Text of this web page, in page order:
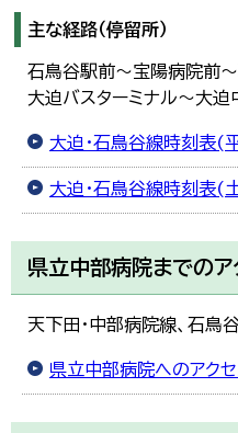
主な経路（停留所）
石鳥谷駅前～宝陽病院前
大迫バスターミナル～大迫
大迫・石鳥谷線時刻表(
大迫・石鳥谷線時刻表(
県立中部病院までのア
天下田・中部病院線、石鳥
県立中部病院へのアクセ